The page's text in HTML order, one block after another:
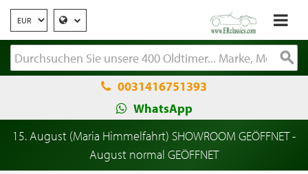
0031416751393
WhatsApp
15. August (Maria Himmelfahrt) SHOWROOM GEÖFFNET -
August normal GEÖFFNET